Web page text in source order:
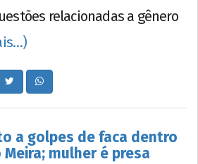
relacionadas a gênero
a golpes de faca dentro
mulher é presa